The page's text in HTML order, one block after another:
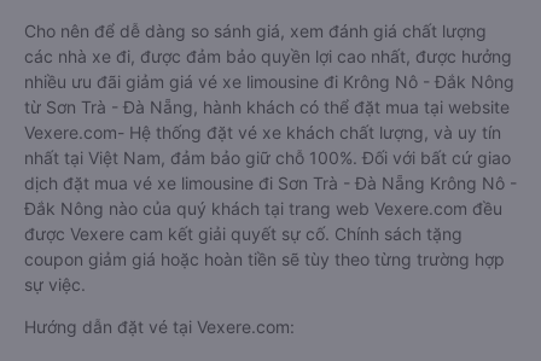
Cho nên để dễ dàng so sánh giá, xem đánh giá chất lượng
các nhà xe đi, được đảm bảo quyền lợi cao nhất, được hưởng
nhiều ưu đãi giảm giá vé xe limousine đi Krông Nô - Đắk Nông
từ Sơn Trà - Đà Nẵng, hành khách có thể đặt mua tại website
Vexere.com- Hệ thống đặt vé xe khách chất lượng, và uy tín
nhất tại Việt Nam, đảm bảo giữ chỗ 100%. Đối với bất cứ giao
dịch đặt mua vé xe limousine đi Sơn Trà - Đà Nẵng Krông Nô -
Đắk Nông nào của quý khách tại trang web Vexere.com đều
được Vexere cam kết giải quyết sự cố. Chính sách tặng
coupon giảm giá hoặc hoàn tiền sẽ tùy theo từng trường hợp
sự việc.
Hướng dẫn đặt vé tại Vexere.com: